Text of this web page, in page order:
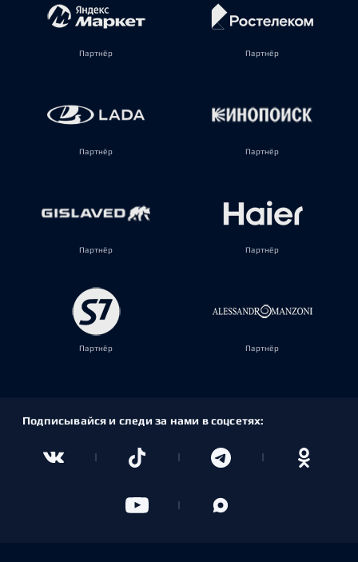
Партнёр Партнёр
Партнёр Партнёр
Партнёр Партнёр
Партнёр Партнёр
Подписывайся и следи за нами в соцсетях: